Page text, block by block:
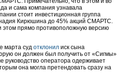
и сама компания узнавала
стоит инвестиционная группа
Кирюшина до 45% акций СМАРТС.
этом прямо противоположную версию
марта суд отклонил иск сына
он должен был получить от «Сигмы»
руководство оператора одерживает
она могла претендовать сразу на